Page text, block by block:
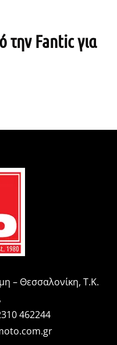
την Fantic για
– Θεσσαλονίκη, Τ.Κ.
462244